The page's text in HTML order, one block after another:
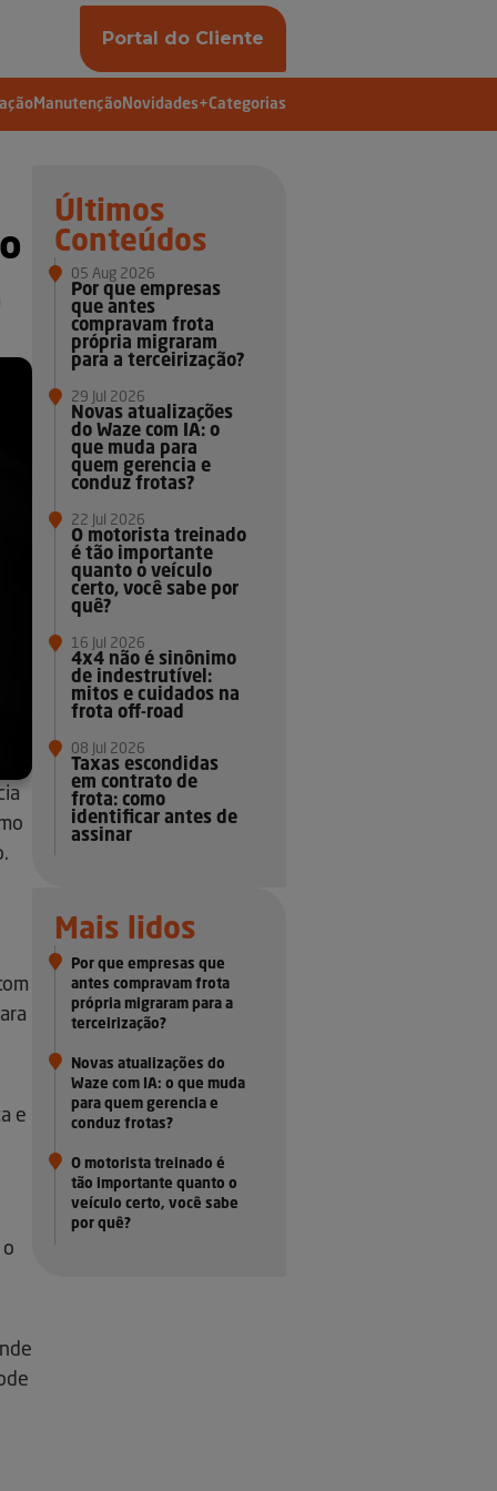
Portal do Cliente
ManutençãoNovidades+Categorias
e
Últimos
Conteúdos
05 Aug 2026
Por que empresas
que antes
compravam frota
própria migraram
para a terceirização?
29 Jul 2026
Novas atualizações
do Waze com IA: o
que muda para
quem gerencia e
conduz frotas?
22 Jul 2026
O motorista treinado
é tão importante
quanto o veículo
certo, você sabe por
quê?
16 Jul 2026
4x4 não é sinônimo
de indestrutível:
mitos e cuidados na
frota off-road
08 Jul 2026
Taxas escondidas
em contrato de
frota: como
identificar antes de
assinar
Mais lidos
Por que empresas que
antes compravam frota
própria migraram para a
terceirização?
Novas atualizações do
Waze com IA: o que muda
para quem gerencia e
conduz frotas?
O motorista treinado é
tão importante quanto o
veículo certo, você sabe
por quê?